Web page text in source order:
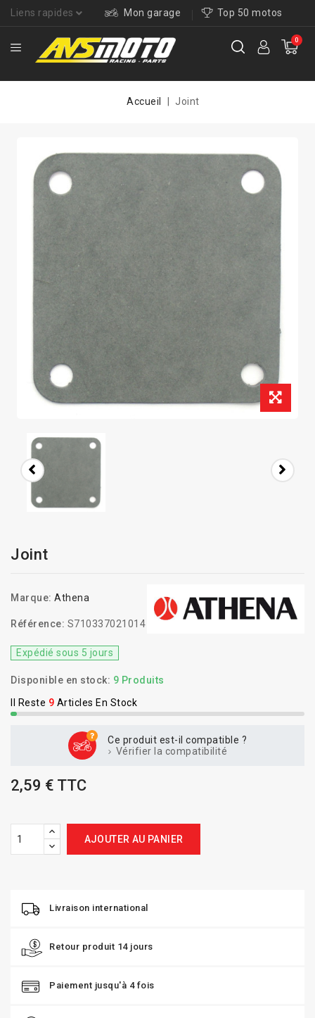
Liens rapides Mon garage Top 50 motos
0
Accueil Joint
Joint
Marque: Athena
Référence: S710337021014
Expédié sous 5 jours
Disponible en stock: 9 Produits
Il Reste 9 Articles En Stock
Ce produit est-il compatible ?
Vérifier la compatibilité
2,59 € TTC
AJOUTER AU PANIER
Livraison international
Retour produit 14 jours
Paiement jusqu'à 4 fois